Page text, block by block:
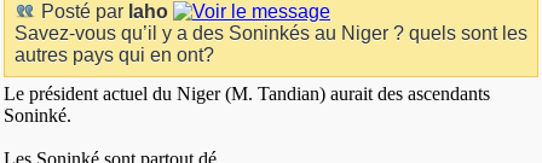
Posté par laho
Savez-vous qu’il y a des Soninkés au Niger ? quels sont les
autres pays qui en ont?
Le président actuel du Niger (M. Tandian) aurait des ascendants
Soninké.